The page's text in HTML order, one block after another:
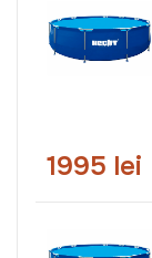
1995 lei